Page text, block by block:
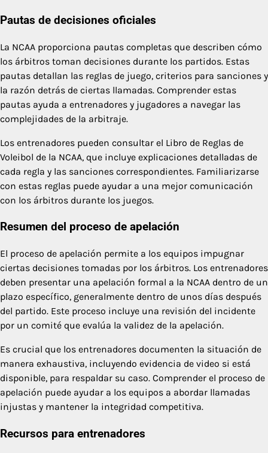
Pautas de decisiones oficiales
La NCAA proporciona pautas completas que describen cómo
los árbitros toman decisiones durante los partidos. Estas
pautas detallan las reglas de juego, criterios para sanciones y
la razón detrás de ciertas llamadas. Comprender estas
pautas ayuda a entrenadores y jugadores a navegar las
complejidades de la arbitraje.
Los entrenadores pueden consultar el Libro de Reglas de
Voleibol de la NCAA, que incluye explicaciones detalladas de
cada regla y las sanciones correspondientes. Familiarizarse
con estas reglas puede ayudar a una mejor comunicación
con los árbitros durante los juegos.
Resumen del proceso de apelación
El proceso de apelación permite a los equipos impugnar
ciertas decisiones tomadas por los árbitros. Los entrenadores
deben presentar una apelación formal a la NCAA dentro de un
plazo específico, generalmente dentro de unos días después
del partido. Este proceso incluye una revisión del incidente
por un comité que evalúa la validez de la apelación.
Es crucial que los entrenadores documenten la situación de
manera exhaustiva, incluyendo evidencia de video si está
disponible, para respaldar su caso. Comprender el proceso de
apelación puede ayudar a los equipos a abordar llamadas
injustas y mantener la integridad competitiva.
Recursos para entrenadores